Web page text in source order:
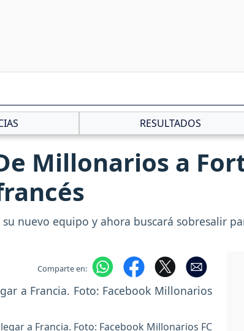
RESULTADOS
Millonarios a
nuevo equipo y ahora buscará sobresalir
Comparte en:
a Francia. Foto: Facebook Millonarios FC